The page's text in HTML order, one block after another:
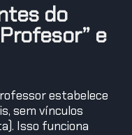
do
e
estabelece
sem vínculos
Isso funciona